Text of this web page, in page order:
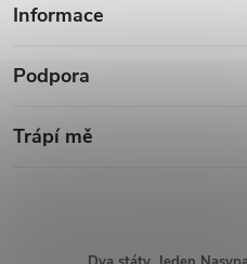
Informace
Podpora
Trápí mě